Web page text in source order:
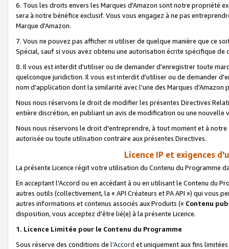
6. Tous les droits envers les Marques d'Amazon sont notre propriété
sera à notre bénéfice exclusif. Vous vous engagez à ne pas
Marque d'Amazon.
7. Vous ne pouvez pas afficher ni utiliser de quelque manière que ce
Spécial, sauf si vous avez obtenu une autorisation écrite spécifique de
8. Il vous est interdit d'utiliser ou de demander d'enregistrer toute
quelconque juridiction. Il vous est interdit d'utiliser ou de demander
nom d'application dont la similarité avec l'une des Marques
Nous nous réservons le droit de modifier les présentes Directives
entière discrétion, en publiant un avis de modification ou une nouvelle
Nous nous réservons le droit d'entreprendre, à tout moment et à
autorisée ou toute utilisation contraire aux présentes Directives.
Licence IP et exigences
La présente Licence régit votre utilisation du Contenu du Programme
En acceptant l'Accord ou en accédant à ou en utilisant le Contenu du
autres outils (collectivement, la « API Créateurs et PA API ») qui vous
autres informations et contenus associés aux Produits (« Contenu
disposition, vous acceptez d'être lié(e) à la présente Licence.
1. Licence Limitée pour le Contenu du Programme
Sous réserve des conditions de l'Accord et uniquement aux fins